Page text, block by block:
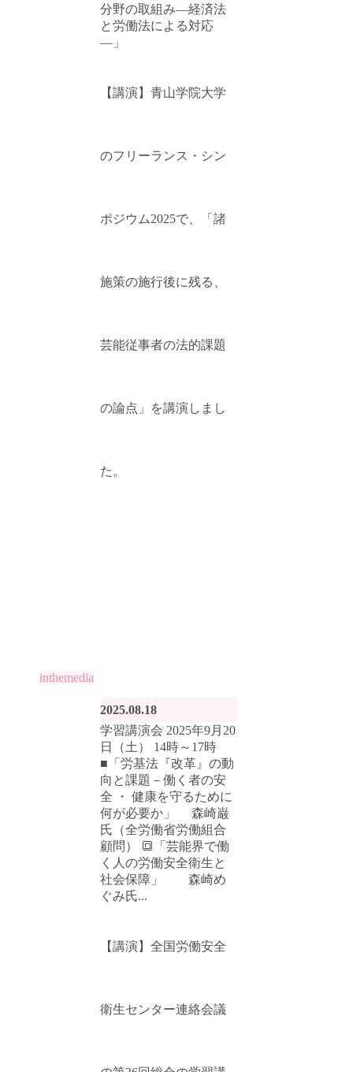
【講演】青山学院大学
のフリーランス・シン
ポジウム2025で、「諸
施策の施行後に残る、
芸能従事者の法的課題
の論点」を講演しまし
た。
分野の取組み―経済法
と労働法による対応
―」
inthemedia
【講演】全国労働安全
衛生センター連絡会議
学習講演会 2025年9月20
日（土） 14時～17時
■「労基法『改革』の動
向と課題－働く者の安
全 ・ 健康を守るために
何が必要か」 森崎巌
氏（全労働省労働組合
顧問） 🔳「芸能界で働
く人の労働安全衛生と
社会保障」 森崎め
ぐみ氏...
2025.08.18